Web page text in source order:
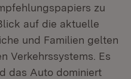
zu
auf die aktuelle
und Familien gelten
Verkehrssystems. Es
das Auto dominiert